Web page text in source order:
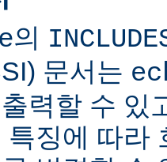
의
문서는
력할 수 있
특징에 따라